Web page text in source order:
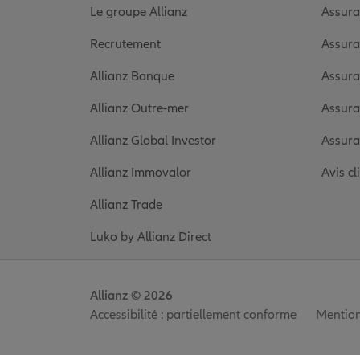
Le groupe Allianz
Recrutement
Allianz Banque
Allianz Outre-mer
Allianz Global Investor
Allianz Immovalor
Allianz Trade
Luko by Allianz Direct
Avis
Accessibilité : partiellement conforme
Allianz © 2026